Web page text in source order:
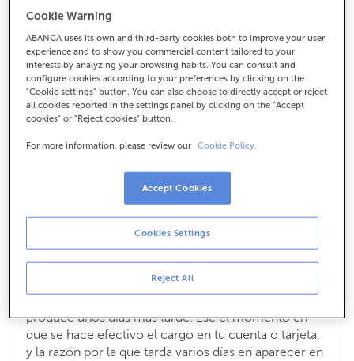
Samsung Wallet tardan
en aparecer en mis
movimientos?
¿Por qué los cargos de Samsung Wallet
tardan en aparecer en mis
Las operaciones con Samsung Wallet se procesan en
La primera fase es la autorización, que genera
el bloqueo del importe correspondiente en tu cuenta
produce unos días más tarde. Ese el momento en
que se hace efectivo el cargo en tu cuenta o tarjeta,
y la razón por la que tarda varios días en aparecer en
Cookie Warning
ABANCA uses its own and third-party cookies both to improve your user
experience and to show you commercial content tailored to your
interests by analyzing your browsing habits. You can consult and
configure cookies according to your preferences by clicking on the
"Cookie settings" button. You can also choose to directly accept or reject
all cookies reported in the settings panel by clicking on the "Accept
cookies" or "Reject cookies" button.
For more information, please review our Cookie Policy.
Reject All
Cookies Settings
Accept Cookies